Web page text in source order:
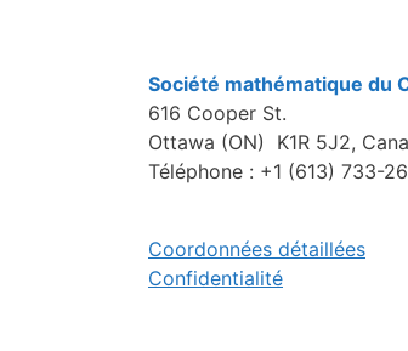
Société mathématique du
616 Cooper St.
Ottawa (ON) K1R 5J2,
Téléphone : +1 (613) 733-
Coordonnées détaillées
Confidentialité